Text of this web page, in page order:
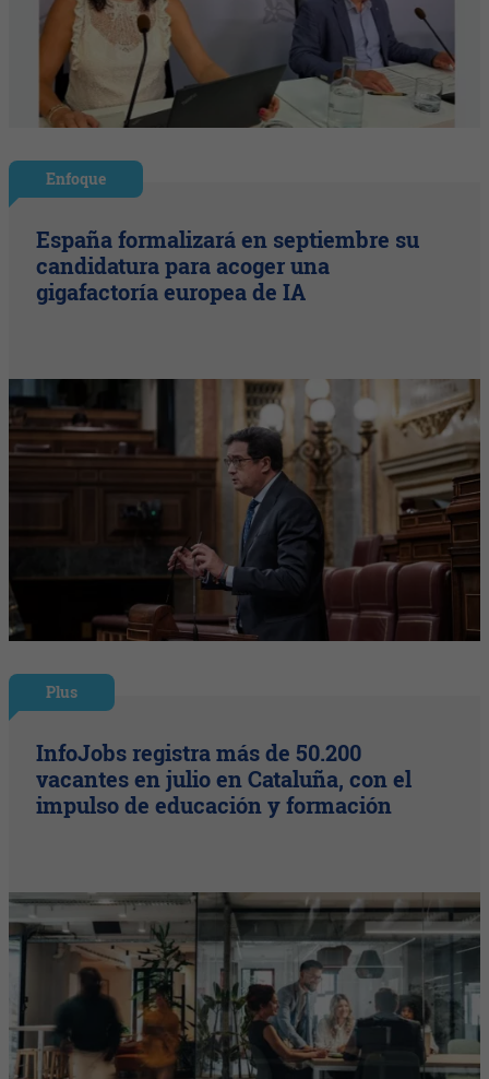
Enfoque
España formalizará en septiembre su
candidatura para acoger una
gigafactoría europea de IA
Plus
InfoJobs registra más de 50.200
vacantes en julio en Cataluña, con el
impulso de educación y formación